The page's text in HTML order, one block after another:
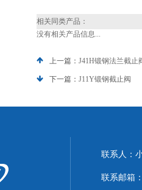
相关同类产品：
没有相关产品信息...
上一篇： J41H锻钢法兰截止
下一篇： J11Y锻钢截止阀
联系人：
联系邮箱